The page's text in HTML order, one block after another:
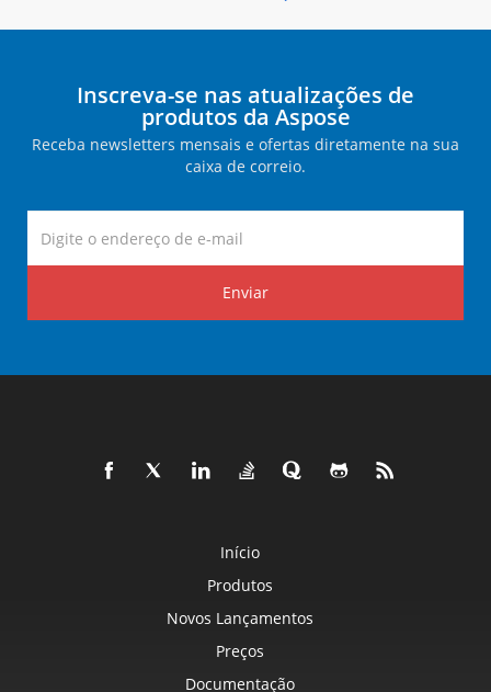
Inscreva-se nas atualizações de
produtos da Aspose
Receba newsletters mensais e ofertas diretamente na sua
caixa de correio.
Enviar
Início
Produtos
Novos Lançamentos
Preços
Documentação